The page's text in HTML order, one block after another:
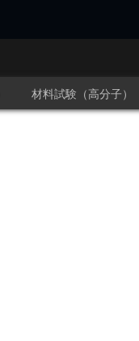
材料試験（高分子）